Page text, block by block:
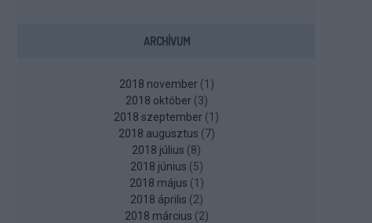
ARCHÍVUM
2018 november (1 )
2018 október (3)
2018 szeptember (1 )
2018 augusztus (7)
2018 július (8)
2018 június (5)
2018 május (1 )
2018 április (2)
2018 március (2)